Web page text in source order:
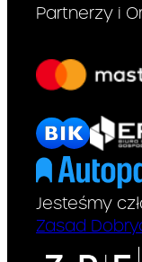
Partnerzy i
Jesteśmy
Zasad